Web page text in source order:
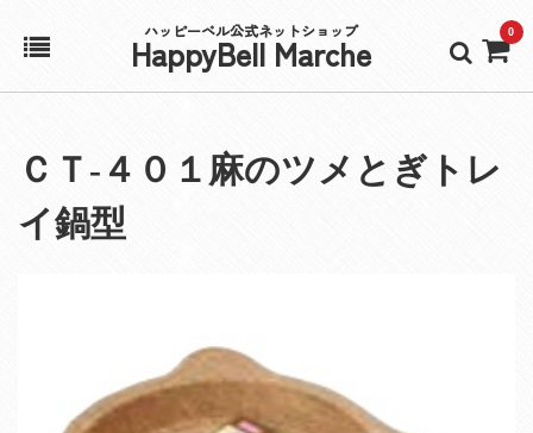
ハッピーベル公式ネットショップ
HappyBell Marche 0
アカウント
カート
ＣＴ‐４０１麻のツメとぎトレ
イ鍋型